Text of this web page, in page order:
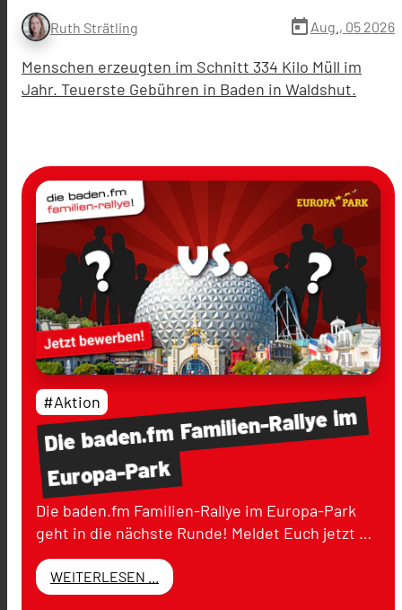
Ruth Strätling today Aug., 05 2026
Menschen erzeugten im Schnitt 334 Kilo Müll im
Jahr. Teuerste Gebühren in Baden in Waldshut.
Diebaden.fmFamilien-Rallyeim
Europa-Park
#Aktion
Die baden.fm Familien-Rallye im Europa-Park
geht in die nächste Runde! Meldet Euch jetzt …
WEITERLESEN ...